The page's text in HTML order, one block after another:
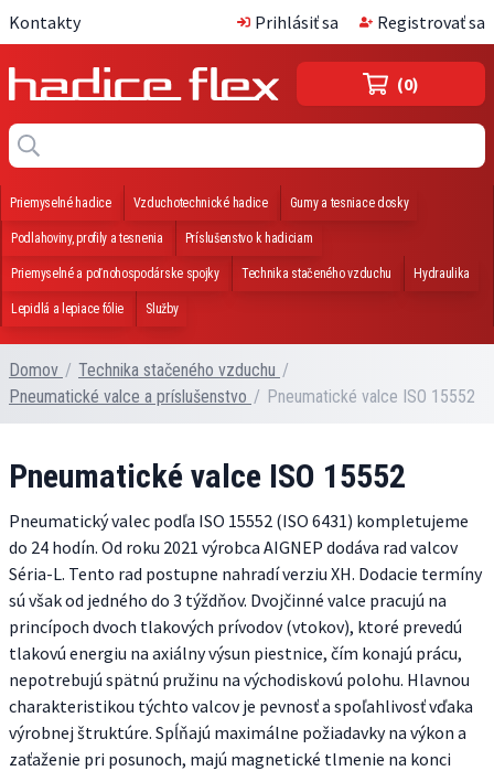
Kontakty Prihlásiť sa Registrovať sa
(0)
Priemyselné hadice Vzduchotechnické hadice Gumy a tesniace dosky
Podlahoviny, profily a tesnenia Príslušenstvo k hadiciam
Priemyselné a poľnohospodárske spojky Technika stačeného vzduchu Hydraulika
Lepidlá a lepiace fólie Služby
Domov / Technika stačeného vzduchu /
Pneumatické valce a príslušenstvo / Pneumatické valce ISO 15552
Pneumatické valce ISO 15552
Pneumatický valec podľa ISO 15552 (ISO 6431) kompletujeme
do 24 hodín. Od roku 2021 výrobca AIGNEP dodáva rad valcov
Séria-L. Tento rad postupne nahradí verziu XH. Dodacie termíny
sú však od jedného do 3 týždňov. Dvojčinné valce pracujú na
princípoch dvoch tlakových prívodov (vtokov), ktoré prevedú
tlakovú energiu na axiálny výsun piestnice, čím konajú prácu,
nepotrebujú spätnú pružinu na východiskovú polohu. Hlavnou
charakteristikou týchto valcov je pevnosť a spoľahlivosť vďaka
výrobnej štruktúre. Spĺňajú maximálne požiadavky na výkon a
zaťaženie pri posunoch, majú magnetické tlmenie na konci